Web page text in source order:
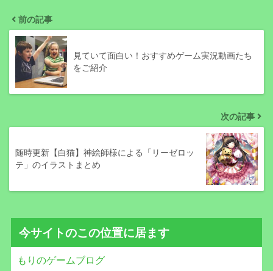
前の記事
見ていて面白い！おすすめゲーム実況動画たち
をご紹介
次の記事
随時更新【白猫】神絵師様による「リーゼロッ
テ」のイラストまとめ
今サイトのこの位置に居ます
もりのゲームブログ